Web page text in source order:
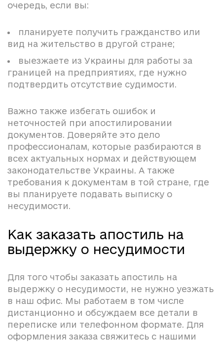
очередь, если вы:
планируете получить гражданство или
вид на жительство в другой стране;
выезжаете из Украины для работы за
границей на предприятиях, где нужно
подтвердить отсутствие судимости.
Важно также избегать ошибок и
неточностей при апостилировании
документов. Доверяйте это дело
профессионалам, которые разбираются в
всех актуальных нормах и действующем
законодательстве Украины. А также
требования к документам в той стране, где
вы планируете подавать выписку о
несудимости.
Как заказать апостиль на
выдержку о несудимости
Для того чтобы заказать апостиль на
выдержку о несудимости, не нужно уезжать
в наш офис. Мы работаем в том числе
дистанционно и обсуждаем все детали в
переписке или телефонном формате. Для
оформления заказа свяжитесь с нашими